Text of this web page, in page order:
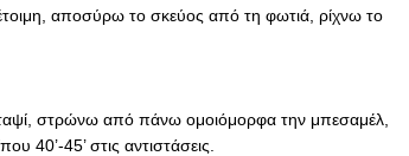
αποσύρω το σκεύος από τη φωτιά, ρίχνω το
στρώνω από πάνω ομοιόμορφα την μπεσαμέλ,
40’-45’ στις αντιστάσεις.